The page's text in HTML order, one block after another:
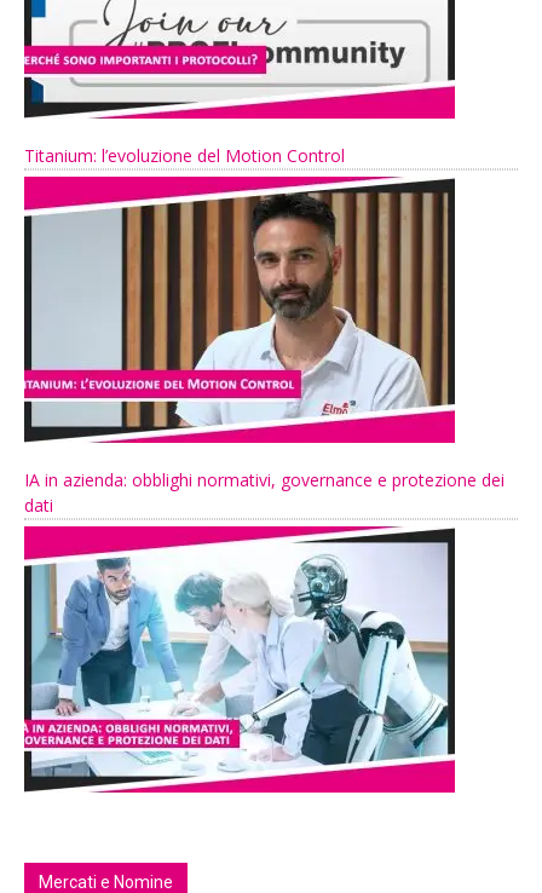
Titanium: l’evoluzione del Motion Control
IA in azienda: obblighi normativi, governance e protezione dei
dati
Mercati e Nomine